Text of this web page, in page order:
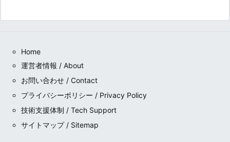
Home
運営者情報 / About
お問い合わせ / Contact
プライバシーポリシー / Privacy Policy
技術支援体制 / Tech Support
サイトマップ / Sitemap